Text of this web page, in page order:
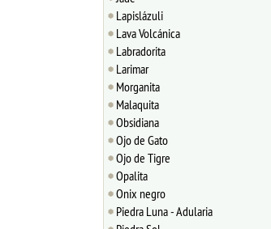
Lapislázuli
Lava Volcánica
Labradorita
Larimar
Morganita
Malaquita
Obsidiana
Ojo de Gato
Ojo de Tigre
Opalita
Onix negro
Piedra Luna - Adularia